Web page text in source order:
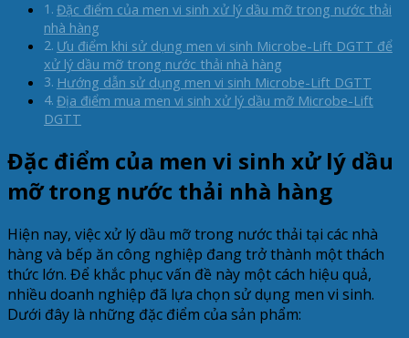
Đặc điểm của men vi sinh xử lý dầu mỡ trong nước thải
nhà hàng
Ưu điểm khi sử dụng men vi sinh Microbe-Lift DGTT để
xử lý dầu mỡ trong nước thải nhà hàng
Hướng dẫn sử dụng men vi sinh Microbe-Lift DGTT
Địa điểm mua men vi sinh xử lý dầu mỡ Microbe-Lift
DGTT
Đặc điểm của men vi sinh xử lý dầu
mỡ trong nước thải nhà hàng
Hiện nay, việc xử lý dầu mỡ trong nước thải tại các nhà
hàng và bếp ăn công nghiệp đang trở thành một thách
thức lớn. Để khắc phục vấn đề này một cách hiệu quả,
nhiều doanh nghiệp đã lựa chọn sử dụng men vi sinh.
Dưới đây là những đặc điểm của sản phẩm: